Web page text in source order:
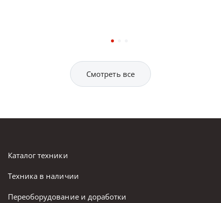
Смотреть все
Каталог техники
Техника в наличии
Переоборудование и доработки